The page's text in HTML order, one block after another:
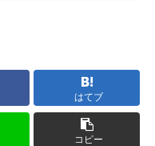
はてブ
コピー